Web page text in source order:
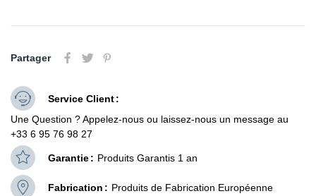
Partager
Service Client
Une Question ? Appelez-nous ou laissez-nous un message au
+33 6 95 76 98 27
Garantie Produits Garantis 1 an
Fabrication Produits de Fabrication Européenne